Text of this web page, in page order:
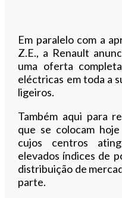
Em paralelo com a
Z.E., a Renault
uma oferta
eléctricas em toda a
ligeiros.
Também aqui para
que se colocam
cujos centros
elevados índices de
distribuição de
parte.